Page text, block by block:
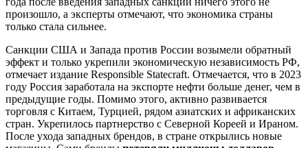
произошло, а эксперты отмечают, что экономика страны
только стала сильнее.
Санкции США и Запада против России возымели обратный
эффект и только укрепили экономическую независимость РФ,
отмечает издание Responsible Statecraft. Отмечается, что в 2023
году Россия заработала на экспорте нефти больше денег, чем в
предыдущие годы. Помимо этого, активно развивается
торговля с Китаем, Турцией, рядом азиатских и африканских
стран. Укрепилось партнерство с Северной Кореей и Ираном.
После ухода западных брендов, в стране открылись новые